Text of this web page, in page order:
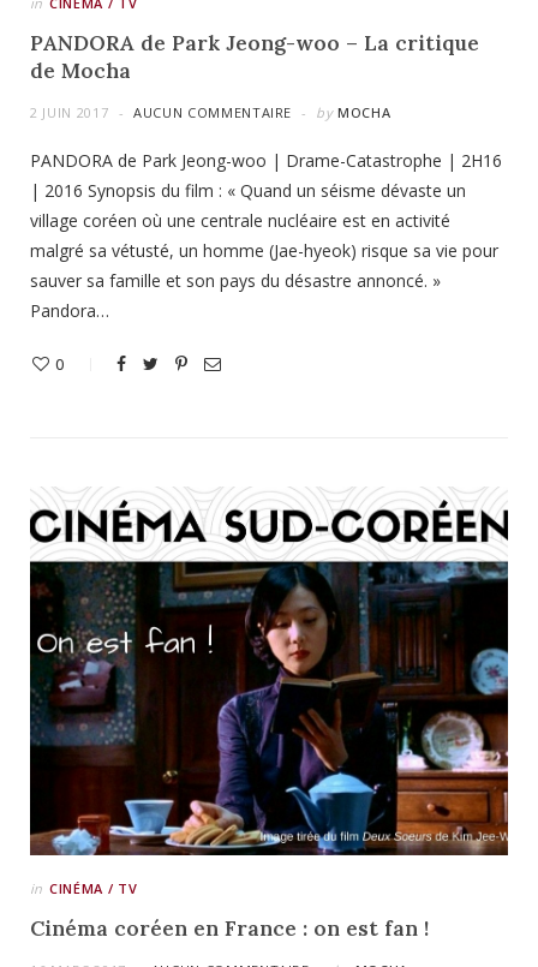
PANDORA de Park Jeong-woo – La critique
de Mocha
2 JUIN 2017 AUCUN COMMENTAIRE by MOCHA
PANDORA de Park Jeong-woo | Drame-Catastrophe | 2H16
| 2016 Synopsis du film : « Quand un séisme dévaste un
village coréen où une centrale nucléaire est en activité
malgré sa vétusté, un homme (Jae-hyeok) risque sa vie pour
sauver sa famille et son pays du désastre annoncé. »
Pandora…
0
in CINÉMA / TV
Cinéma coréen en France : on est fan !